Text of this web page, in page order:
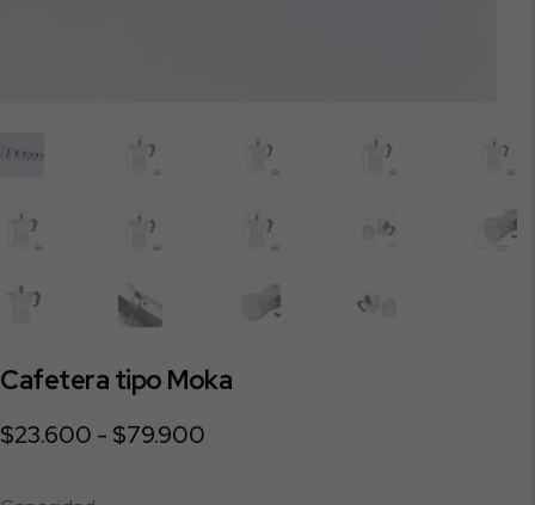
Cafetera tipo Moka
$23.600 - $79.900